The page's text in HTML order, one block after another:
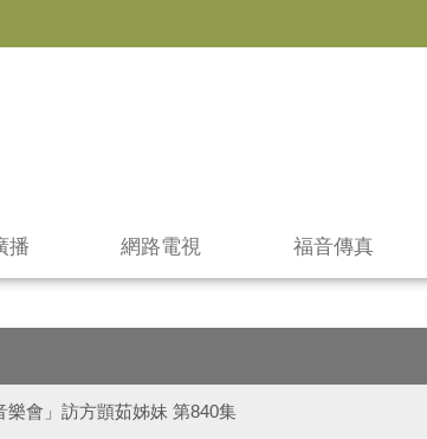
播 網路電視 福音傳真
樂會」訪方顗茹姊妹 第840集